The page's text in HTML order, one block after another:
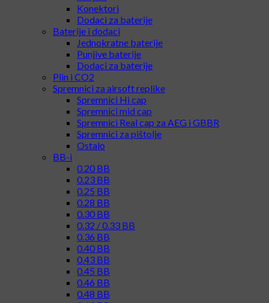
Konektori
Dodaci za baterije
Baterije i dodaci
Jednokratne baterije
Punjive baterije
Dodaci za baterije
Plin i CO2
Spremnici za airsoft replike
Spremnici Hi cap
Spremnici mid cap
Spremnici Real cap za AEG i GBBR
Spremnici za pištolje
Ostalo
BB-i
0.20 BB
0.23 BB
0.25 BB
0.28 BB
0.30 BB
0.32 / 0.33 BB
0.36 BB
0.40 BB
0.43 BB
0.45 BB
0.46 BB
0.48 BB